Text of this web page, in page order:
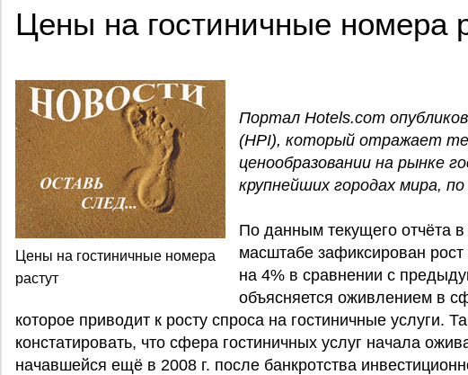
Цены на гостиничные номера
Цены на гостиничные номера
растут
Портал Hotels.com
(HPI), который отражает
ценообразовании на рынке
крупнейших городах мира,
По данным текущего отчёта
масштабе зафиксирован
на 4% в сравнении с
объясняется оживлением в
которое приводит к росту спроса на гостиничные услуги.
констатировать, что сфера гостиничных услуг начала
начавшейся ещё в 2008 г. после банкротства